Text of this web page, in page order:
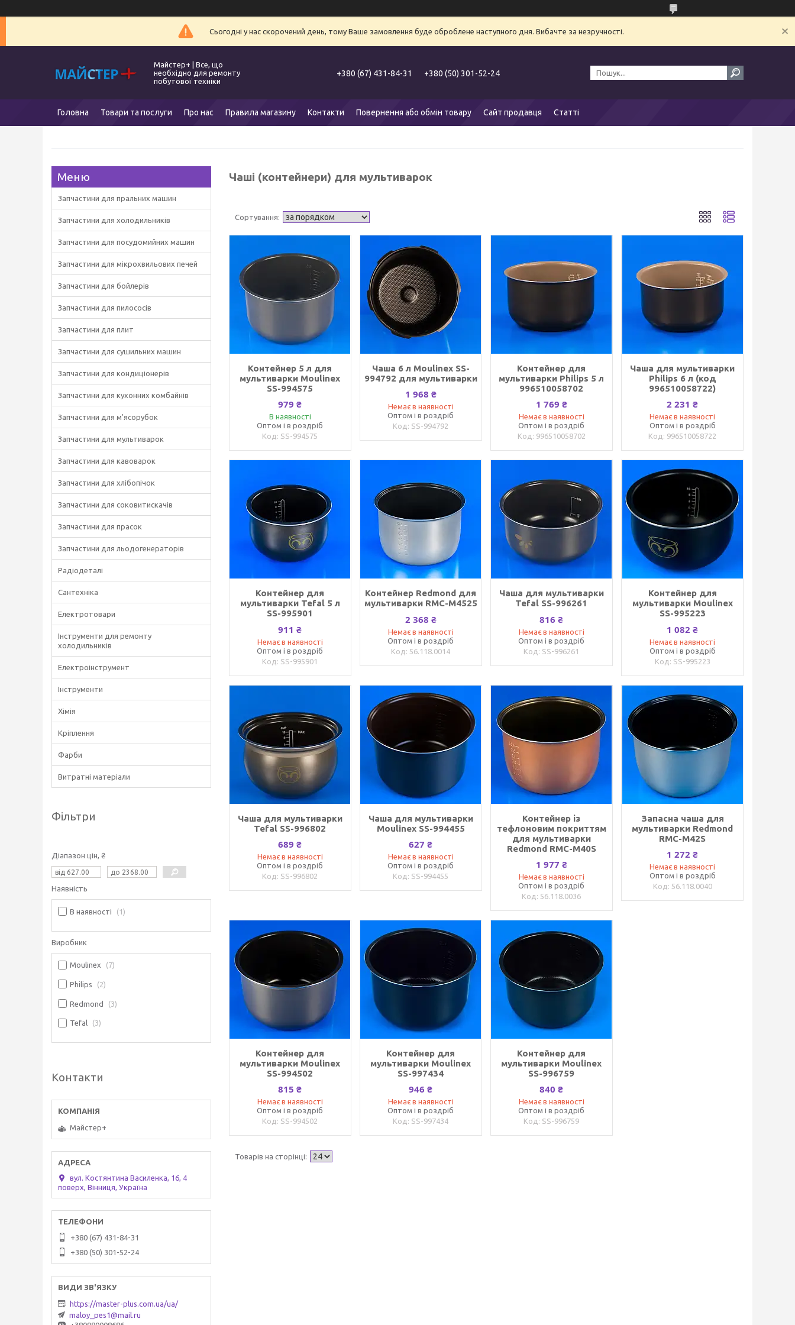
Сьогодні у нас скорочений день, тому Ваше замовлення буде оброблене наступного дня. Вибачте за незручності.
Майстер+ | Все, що
необхідно для ремонту
побутової техніки
+380 (67) 431-84-31 +380 (50) 301-52-24
Головна Товари та послуги Про нас Правила магазину Контакти Повернення або обмін товару Сайт продавця Статті
Чаші (контейнери) для мультиварок
Контейнер 5 л для
мультиварки Moulinex
SS-994575
979 ₴
В наявності
Оптом і в роздріб
SS-994575
Чаша 6 л Moulinex SS-
994792 для мультиварки
1 968 ₴
Немає в наявності
Оптом і в роздріб
SS-994792
Контейнер для
мультиварки Philips 5 л
996510058702
1 769 ₴
Немає в наявності
Оптом і в роздріб
996510058702
Чаша для мультиварки
Philips 6 л (код
996510058722)
2 231 ₴
Немає в наявності
Оптом і в роздріб
996510058722
Контейнер для
мультиварки Tefal 5 л
SS-995901
911 ₴
Немає в наявності
Оптом і в роздріб
SS-995901
Контейнер Redmond для
мультиварки RMC-M4525
2 368 ₴
Немає в наявності
Оптом і в роздріб
56.118.0014
Чаша для мультиварки
Tefal SS-996261
816 ₴
Немає в наявності
Оптом і в роздріб
SS-996261
Контейнер для
мультиварки Moulinex
SS-995223
1 082 ₴
Немає в наявності
Оптом і в роздріб
SS-995223
Чаша для мультиварки
Tefal SS-996802
689 ₴
Немає в наявності
Оптом і в роздріб
SS-996802
Чаша для мультиварки
Moulinex SS-994455
627 ₴
Немає в наявності
Оптом і в роздріб
SS-994455
Контейнер із
тефлоновим покриттям
для мультиварки
Redmond RMC-M40S
1 977 ₴
Немає в наявності
Оптом і в роздріб
56.118.0036
Запасна чаша для
мультиварки Redmond
RMC-M42S
1 272 ₴
Немає в наявності
Оптом і в роздріб
56.118.0040
Контейнер для
мультиварки Moulinex
SS-994502
815 ₴
Немає в наявності
Оптом і в роздріб
SS-994502
Контейнер для
мультиварки Moulinex
SS-997434
946 ₴
Немає в наявності
Оптом і в роздріб
SS-997434
Контейнер для
мультиварки Moulinex
SS-996759
840 ₴
Немає в наявності
Оптом і в роздріб
SS-996759
Запчастини для пральних машин
Запчастини для холодильників
Запчастини для посудомийних машин
Запчастини для мікрохвильових печей
Запчастини для бойлерів
Запчастини для пилососів
Запчастини для плит
Запчастини для сушильних машин
Запчастини для кондиціонерів
Запчастини для кухонних комбайнів
Запчастини для м'ясорубок
Запчастини для мультиварок
Запчастини для кавоварок
Запчастини для хлібопічок
Запчастини для соковитискачів
Запчастини для прасок
Запчастини для льодогенераторів
Радіодеталі
Сантехніка
Електротовари
Інструменти для ремонту
холодильників
Електроінструмент
Інструменти
Хімія
Кріплення
Фарби
Витратні матеріали
Фільтри
Діапазон цін, ₴
Наявність
В наявності 1
Виробник
Moulinex 7
Philips 2
Redmond 3
Tefal 3
Контакти
Майстер+
вул. Костянтина Василенка, 16, 4
поверх, Вінниця, Україна
+380 (67) 431-84-31
+380 (50) 301-52-24
https://master-plus.com.ua/ua/
maloy_pes1@mail.ru